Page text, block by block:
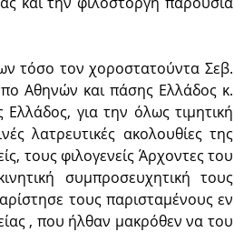
τόσο τον χοροστατούντα Σεβ.
Αθηνών και πάσης Ελλάδος κ.
για την όλως τιμητική
λατρευτικές ακολουθίες της
τους φιλογενείς Άρχοντες του
συμπροσευχητική τους
τους παρισταμένους εν
, που ήλθαν μακρόθεν να του